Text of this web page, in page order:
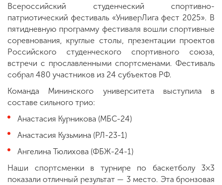
Всероссийский студенческий спортивно-
патриотический фестиваль «УниверЛига фест 2025». В
пятидневную программу фестиваля вошли спортивные
соревнования, круглые столы, презентации проектов
Российского студенческого спортивного союза,
встречи с прославленными спортсменами. Фестиваль
собрал 480 участников из 24 субъектов РФ.
Команда Мининского университета выступила в
составе сильного трио:
Анастасия Курникова (МБС-24)
Анастасия Кузьмина (РЛ-23-1)
Ангелина Тюлихова (ФБЖ-24-1)
Наши спортсменки в турнире по баскетболу 3×3
показали отличный результат — 3 место. Эта бронзовая